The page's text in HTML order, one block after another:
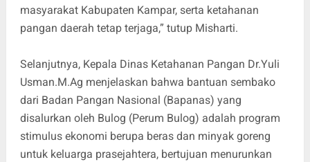
masyarakat Kabupaten Kampar, serta ketahanan
pangan daerah tetap terjaga,” tutup Misharti.
Selanjutnya, Kepala Dinas Ketahanan Pangan Dr.Yuli
Usman.M.Ag menjelaskan bahwa bantuan sembako
dari Badan Pangan Nasional (Bapanas) yang
disalurkan oleh Bulog (Perum Bulog) adalah program
stimulus ekonomi berupa beras dan minyak goreng
untuk keluarga prasejahtera, bertujuan menurunkan